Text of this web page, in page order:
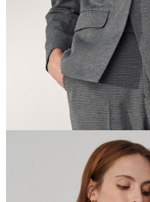
若您對於個人資料之處理、利用有任何疑
繫恩沛科技股份有限公司。若您不同意我
要之購買訂單資訊提供予 AFTEE ，或讓
料，請勿選用本服務。